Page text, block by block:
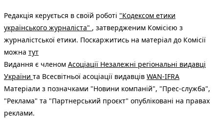
Редакція керується в своїй роботі "Кодексом етики
українського журналіста" , затвердженим Комісією з
журналістської етики. Поскаржитись на матеріал до Комісії
можна тут
Видання є членом Асоціації Незалежні регіональні видавці
України та Всесвітньої асоціації видавців WAN-IFRA
Матеріали з позначками "Новини компаній", "Прес-служба",
"Реклама" та "Партнерський проєкт" опубліковані на правах
реклами.